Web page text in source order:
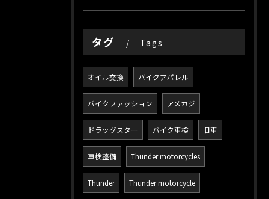
タグ Tags
オイル交換 バイクアパレル
バイクファッション アメカジ
ドラッグスター バイク車検 旧車
車検整備 Thunder motorcycles
Thunder Thunder motorcycle